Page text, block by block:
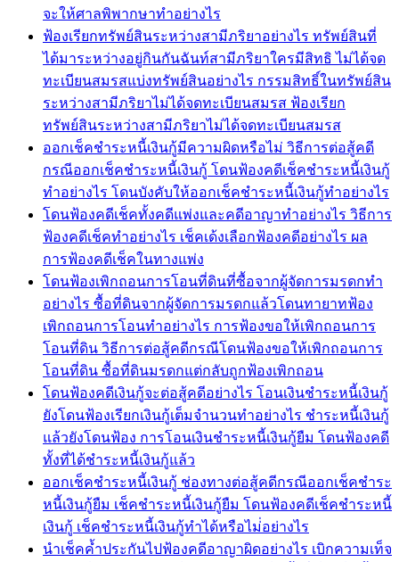
จะให้ศาลพิพากษาทำอย่างไร
ฟ้องเรียกทรัพย์สินระหว่างสามีภริยาอย่างไร ทรัพย์สินที่
ได้มาระหว่างอยู่กินกันฉันท์สามีภริยาใครมีสิทธิ ไม่ได้จด
ทะเบียนสมรสแบ่งทรัพย์สินอย่างไร กรรมสิทธิ์ในทรัพย์สิน
ระหว่างสามีภริยาไม่ได้จดทะเบียนสมรส ฟ้องเรียก
ทรัพย์สินระหว่างสามีภริยาไม่ได้จดทะเบียนสมรส
ออกเช็คชำระหนี้เงินกู้มีความผิดหรือไม่ วิธีการต่อสู้คดี
กรณีออกเช็คชำระหนี้เงินกู้ โดนฟ้องคดีเช็คชำระหนี้เงินกู้
ทำอย่างไร โดนบังคับให้ออกเช็คชำระหนี้เงินกู้ทำอย่างไร
โดนฟ้องคดีเช็คทั้งคดีแพ่งและคดีอาญาทำอย่างไร วิธีการ
ฟ้องคดีเช็คทำอย่างไร เช็คเด้งเลือกฟ้องคดีอย่างไร ผล
การฟ้องคดีเช็คในทางแพ่ง
โดนฟ้องเพิกถอนการโอนที่ดินที่ซื้อจากผู้จัดการมรดกทำ
อย่างไร ซื้อที่ดินจากผู้จัดการมรดกแล้วโดนทายาทฟ้อง
เพิกถอนการโอนทำอย่างไร การฟ้องขอให้เพิกถอนการ
โอนที่ดิน วิธีการต่อสู้คดีกรณีโดนฟ้องขอให้เพิกถอนการ
โอนที่ดิน ซื้อที่ดินมรดกแต่กลับถูกฟ้องเพิกถอน
โดนฟ้องคดีเงินกู้จะต่อสู้คดีอย่างไร โอนเงินชำระหนี้เงินกู้
ยังโดนฟ้องเรียกเงินกู้เต็มจำนวนทำอย่างไร ชำระหนี้เงินกู้
แล้วยังโดนฟ้อง การโอนเงินชำระหนี้เงินกู้ยืม โดนฟ้องคดี
ทั้งที่ได้ชำระหนี้เงินกู้แล้ว
ออกเช็คชำระหนี้เงินกู้ ช่องทางต่อสู้คดีกรณีออกเช็คชำระ
หนี้เงินกู้ยืม เช็คชำระหนี้เงินกู้ยืม โดนฟ้องคดีเช็คชำระหนี้
เงินกู้ เช็คชำระหนี้เงินกู้ทำได้หรือไม่่อย่างไร
นำเช็คค้ำประกันไปฟ้องคดีอาญาผิดอย่างไร เบิกความเท็จ